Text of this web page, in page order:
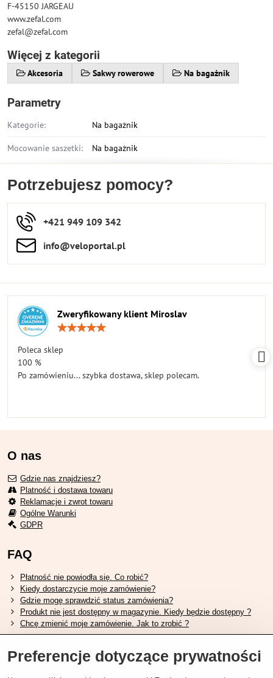
F-45150 JARGEAU
www.zefal.com
zefal@zefal.com
Więcej z kategorii
Akcesoria Sakwy rowerowe Na bagażnik
Parametry
Kategorie: Na bagażnik
Mocowanie saszetki: Na bagażnik
Potrzebujesz pomocy?
+421 949 109 342
info​​@veloportal​.pl
Zweryfikowany klient Miroslav
Poleca sklep
100 %
Po zamówieniu... szybka dostawa, sklep polecam.
O nas
Gdzie nas znajdziesz?
Platność i dostawa towaru
Reklamacje i zwrot towaru
Ogólne Warunki
GDPR
FAQ
Płatność nie powiodła się. Co robić?
Kiedy dostarczycie moje zamówienie?
Gdzie mogę sprawdzić status zamówienia?
Produkt nie jest dostępny w magazynie. Kiedy będzie dostępny ?
Chcę zmienić moje zamówienie. Jak to zrobić ?
Przydatne linki
Tabela rozmiarów butów Shimano.
Preferencje dotyczące prywatności